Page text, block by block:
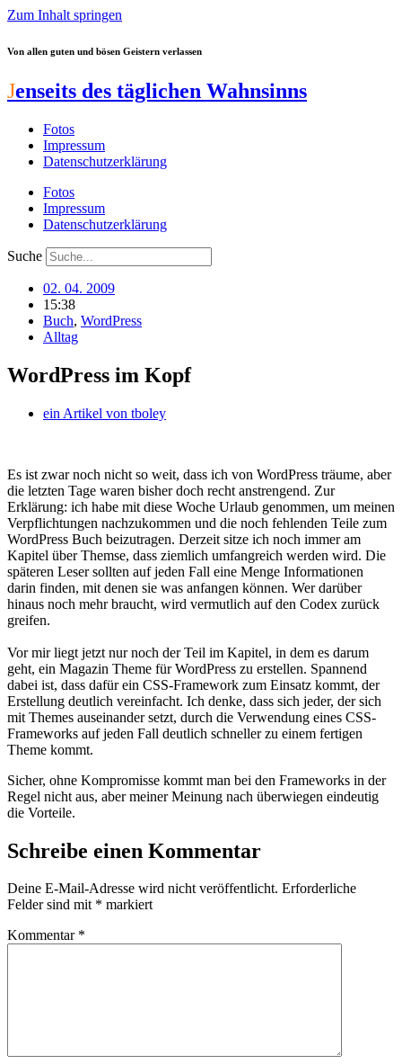
Zum Inhalt springen
Von allen guten und bösen Geistern verlassen
Jenseits des täglichen Wahnsinns
Fotos
Impressum
Datenschutzerklärung
Fotos
Impressum
Datenschutzerklärung
Suche
02. 04. 2009
15:38
Buch, WordPress
Alltag
WordPress im Kopf
ein Artikel von tboley
Es ist zwar noch nicht so weit, dass ich von WordPress träume, aber
die letzten Tage waren bisher doch recht anstrengend. Zur
Erklärung: ich habe mit diese Woche Urlaub genommen, um meinen
Verpflichtungen nachzukommen und die noch fehlenden Teile zum
WordPress Buch beizutragen. Derzeit sitze ich noch immer am
Kapitel über Themse, dass ziemlich umfangreich werden wird. Die
späteren Leser sollten auf jeden Fall eine Menge Informationen
darin finden, mit denen sie was anfangen können. Wer darüber
hinaus noch mehr braucht, wird vermutlich auf den Codex zurück
greifen.
Vor mir liegt jetzt nur noch der Teil im Kapitel, in dem es darum
geht, ein Magazin Theme für WordPress zu erstellen. Spannend
dabei ist, dass dafür ein CSS-Framework zum Einsatz kommt, der
Erstellung deutlich vereinfacht. Ich denke, dass sich jeder, der sich
mit Themes auseinander setzt, durch die Verwendung eines CSS-
Frameworks auf jeden Fall deutlich schneller zu einem fertigen
Theme kommt.
Sicher, ohne Kompromisse kommt man bei den Frameworks in der
Regel nicht aus, aber meiner Meinung nach überwiegen eindeutig
die Vorteile.
Schreibe einen Kommentar
Deine E-Mail-Adresse wird nicht veröffentlicht. Erforderliche
Felder sind mit * markiert
Kommentar *